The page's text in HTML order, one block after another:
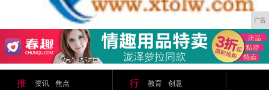
广告
推
资讯
焦点
行
教育
创意